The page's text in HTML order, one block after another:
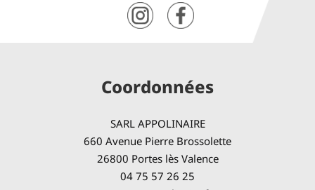
Coordonnées
SARL APPOLINAIRE
660 Avenue Pierre Brossolette
26800 Portes lès Valence
04 75 57 26 25